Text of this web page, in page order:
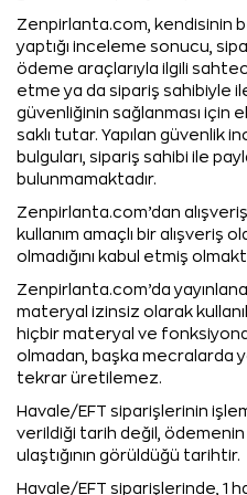
Zenpirlanta.com, kendisinin
yaptığı inceleme sonucu,
ödeme araçlarıyla ilgili
etme ya da sipariş sahibiyle
güvenliğinin sağlanması için
saklı tutar. Yapılan güvenlik
bulguları, sipariş sahibi ile
bulunmamaktadır.
Zenpirlanta.com’dan alışveriş
kullanım amaçlı bir alışveriş
olmadığını kabul etmiş
Zenpirlanta.com’da
materyal izinsiz olarak
hiçbir materyal ve
olmadan, başka mecralarda
tekrar üretilemez.
Havale/EFT siparişlerinin
verildiği tarih değil, ödemenin
ulaştığının görüldüğü tarihtir.
Havale/EFT siparişlerinde, 1